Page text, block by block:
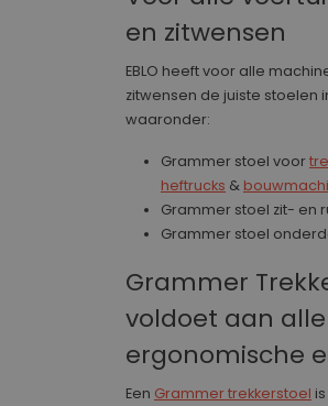
en zitwensen
EBLO heeft voor alle
zitwensen de juiste stoelen
waaronder:
Grammer stoel voor
heftrucks &
Grammer stoel zit- en
Grammer stoel
Grammer
voldoet aan alle
ergonomische
Een Grammer trekkerstoel